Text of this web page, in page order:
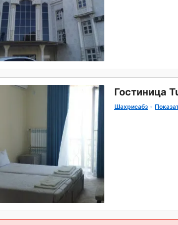
Гостиница
Шахрисабз